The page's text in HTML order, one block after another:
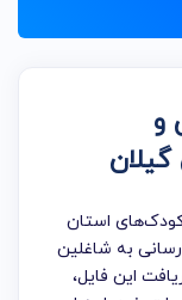
و
استان
به شاغلین
این فایل،